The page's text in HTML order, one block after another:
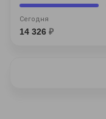
Сегодня
14 326 ₽